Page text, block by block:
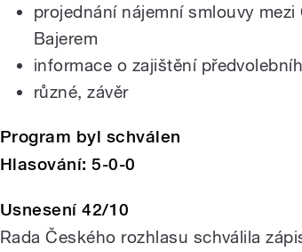
projednání nájemní smlouvy
Bajerem
informace o zajištění
různé, závěr
Program byl schválen
Hlasování: 5-0-0
Usnesení 42/10
Rada Českého rozhlasu schválila